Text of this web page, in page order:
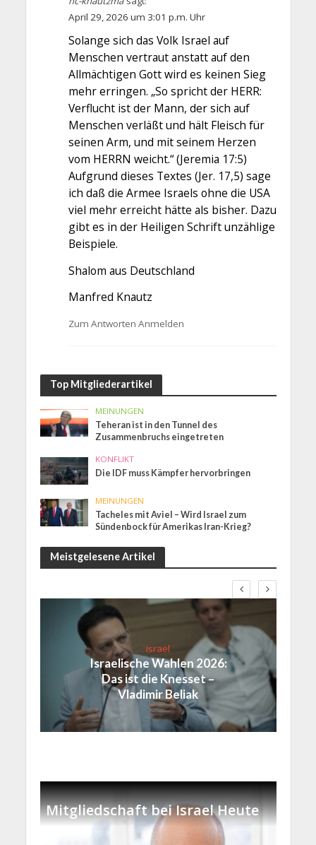
April 29, 2026 um 3:01 p.m. Uhr
Solange sich das Volk Israel auf
Menschen vertraut anstatt auf den
Allmächtigen Gott wird es keinen Sieg
mehr erringen. „So spricht der HERR:
Verflucht ist der Mann, der sich auf
Menschen verläßt und hält Fleisch für
seinen Arm, und mit seinem Herzen
vom HERRN weicht.“ (Jeremia 17:5)
Aufgrund dieses Textes (Jer. 17,5) sage
ich daß die Armee Israels ohne die USA
viel mehr erreicht hätte als bisher. Dazu
gibt es in der Heiligen Schrift unzählige
Beispiele.
Shalom aus Deutschland
Manfred Knautz
Zum Antworten Anmelden
Top Mitgliederartikel
MEINUNGEN
Teheran ist in den Tunnel des
Zusammenbruchs eingetreten
KONFLIKT
Die IDF muss Kämpfer hervorbringen
MEINUNGEN
Tacheles mit Aviel – Wird Israel zum
Sündenbock für Amerikas Iran-Krieg?
Meistgelesene Artikel
Israel
Israelische Wahlen 2026:
Das ist die Knesset –
Vladimir Beliak
Mitgliedschaft bei Israel Heute